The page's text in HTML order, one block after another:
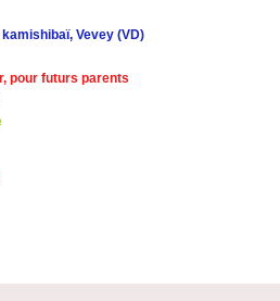
Vevey (VD)
pour futurs parents